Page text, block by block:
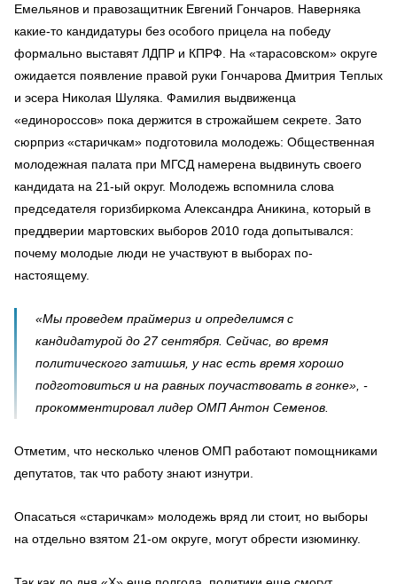
Емельянов и правозащитник Евгений Гончаров. Наверняка
какие-то кандидатуры без особого прицела на победу
формально выставят ЛДПР и КПРФ. На «тарасовском» округе
ожидается появление правой руки Гончарова Дмитрия Теплых
и эсера Николая Шуляка. Фамилия выдвиженца
«единороссов» пока держится в строжайшем секрете. Зато
сюрприз «старичкам» подготовила молодежь: Общественная
молодежная палата при МГСД намерена выдвинуть своего
кандидата на 21-ый округ. Молодежь вспомнила слова
председателя горизбиркома Александра Аникина, который в
преддверии мартовских выборов 2010 года допытывался:
почему молодые люди не участвуют в выборах по-
настоящему.
«Мы проведем праймериз и определимся с
кандидатурой до 27 сентября. Сейчас, во время
политического затишья, у нас есть время хорошо
подготовиться и на равных поучаствовать в гонке», -
прокомментировал лидер ОМП Антон Семенов.
Отметим, что несколько членов ОМП работают помощниками
депутатов, так что работу знают изнутри.
Опасаться «старичкам» молодежь вряд ли стоит, но выборы
на отдельно взятом 21-ом округе, могут обрести изюминку.